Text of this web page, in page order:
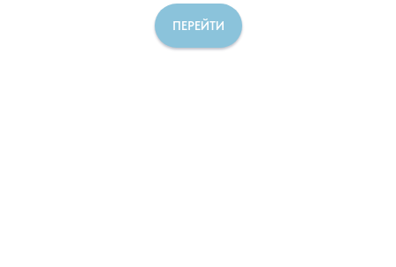
ПЕРЕЙТИ